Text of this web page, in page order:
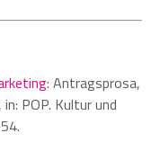
: Antragsprosa,
POP. Kultur und